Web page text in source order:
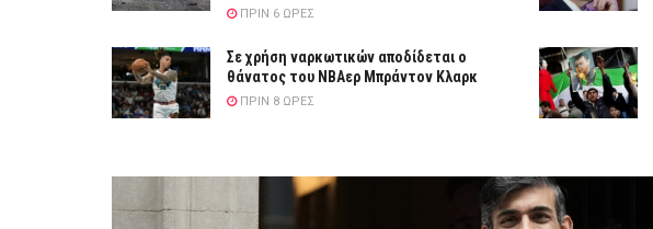
ΠΡΙΝ 6 ΏΡΕΣ
Σε χρήση ναρκωτικών αποδίδεται ο
θάνατος του ΝΒΑερ Μπράντον Κλαρκ
ΠΡΙΝ 8 ΏΡΕΣ